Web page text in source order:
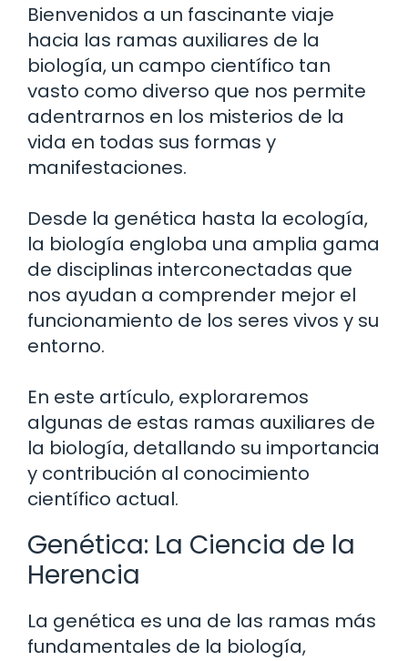
Bienvenidos a un fascinante viaje
hacia las ramas auxiliares de la
biología, un campo científico tan
vasto como diverso que nos permite
adentrarnos en los misterios de la
vida en todas sus formas y
manifestaciones.
Desde la genética hasta la ecología,
la biología engloba una amplia gama
de disciplinas interconectadas que
nos ayudan a comprender mejor el
funcionamiento de los seres vivos y su
entorno.
En este artículo, exploraremos
algunas de estas ramas auxiliares de
la biología, detallando su importancia
y contribución al conocimiento
científico actual.
Genética: La Ciencia de la
Herencia
La genética es una de las ramas más
fundamentales de la biología,